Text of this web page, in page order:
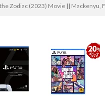
Zodiac (2023) Movie || Mackenyu,